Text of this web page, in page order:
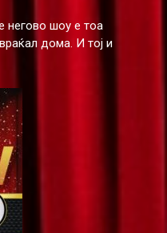
негово шоу е тоа
дома. И тој и